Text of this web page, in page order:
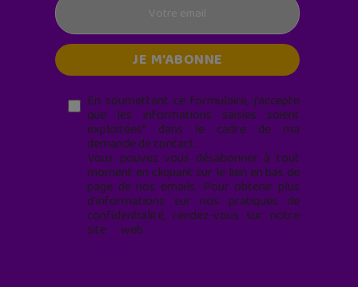
En soumettant ce formulaire, j’accepte
que les informations saisies soient
exploitées* dans le cadre de ma
demande de contact.
Vous pouvez vous désabonner à tout
moment en cliquant sur le lien en bas de
page de nos emails. Pour obtenir plus
d'informations sur nos pratiques de
confidentialité, rendez-vous sur notre
site web